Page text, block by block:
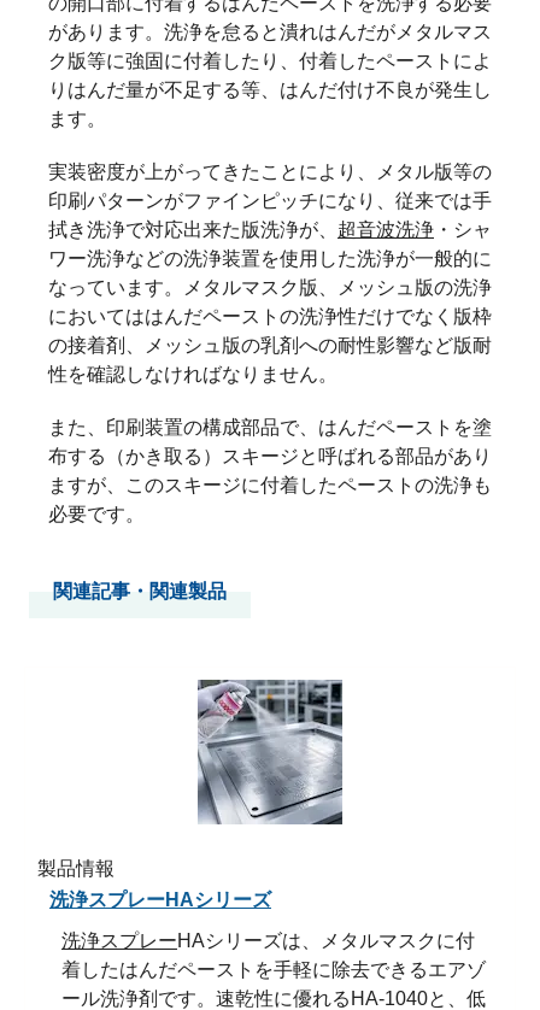
があります。洗浄を怠ると潰れはんだがメタルマス
ク版等に強固に付着したり、付着したペーストによ
りはんだ量が不足する等、はんだ付け不良が発生し
ます。
実装密度が上がってきたことにより、メタル版等の
印刷パターンがファインピッチになり、従来では手
拭き洗浄で対応出来た版洗浄が、 超音波洗浄 ・シャ
ワー洗浄などの洗浄装置を使用した洗浄が一般的に
なっています。メタルマスク版、メッシュ版の洗浄
においてははんだペーストの洗浄性だけでなく版枠
の接着剤、メッシュ版の乳剤への耐性影響など版耐
性を確認しなければなりません。
また、印刷装置の構成部品で、はんだペーストを塗
布する（かき取る）スキージと呼ばれる部品があり
ますが、このスキージに付着したペーストの洗浄も
必要です。
関連記事・関連製品
製品情報
洗浄スプレーHAシリーズ
洗浄スプレーHAシリーズは、メタルマスクに付
着したはんだペーストを手軽に除去できるエアゾ
ール洗浄剤です。速乾性に優れるHA-1040と、低